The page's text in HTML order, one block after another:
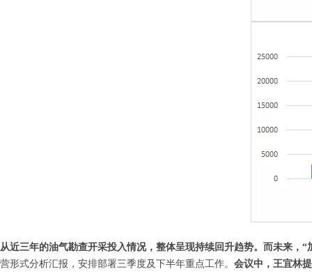
从近三年的油气勘查开采投入情况，整体呈现持续回升趋势。而未来，“
营形式分析汇报，安排部署三季度及下半年重点工作。 会议中，王宜林